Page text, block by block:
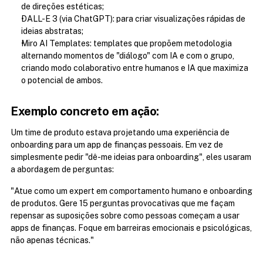
de direções estéticas;
DALL-E 3 (via ChatGPT): para criar visualizações rápidas de
ideias abstratas;
Miro AI Templates: templates que propõem metodologia
alternando momentos de "diálogo" com IA e com o grupo,
criando modo colaborativo entre humanos e IA que maximiza
o potencial de ambos.
Exemplo concreto em ação:
Um time de produto estava projetando uma experiência de
onboarding para um app de finanças pessoais. Em vez de
simplesmente pedir "dê-me ideias para onboarding", eles usaram
a abordagem de perguntas:
"Atue como um expert em comportamento humano e onboarding
de produtos. Gere 15 perguntas provocativas que me façam
repensar as suposições sobre como pessoas começam a usar
apps de finanças. Foque em barreiras emocionais e psicológicas,
não apenas técnicas."